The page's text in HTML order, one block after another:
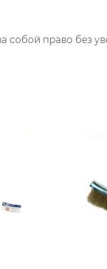
собой право без